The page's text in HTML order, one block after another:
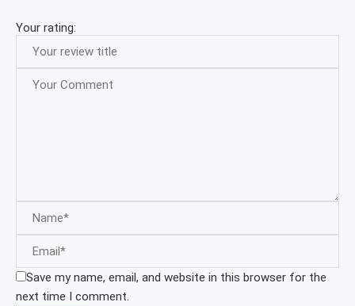
Your rating:
Save my name, email, and website in this browser for the
next time I comment.